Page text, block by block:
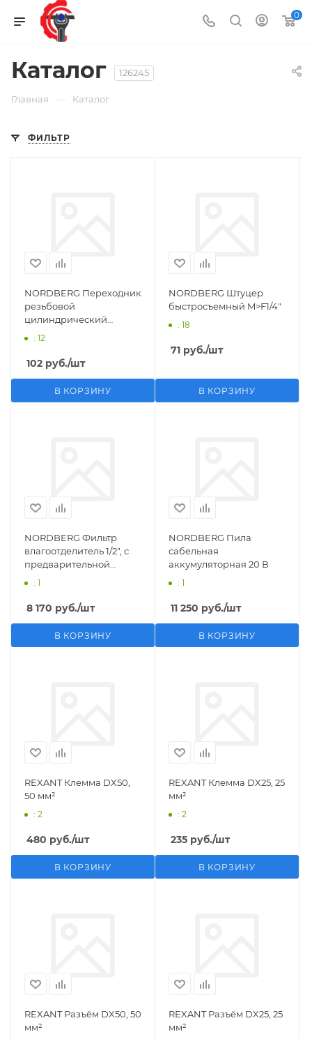
0
Каталог 126245
Главная — Каталог
ФИЛЬТР
NORDBERG Переходник
резьбовой
цилиндрический
M1/2">F1/4"
: 12
102 руб./шт
В КОРЗИНУ
NORDBERG Штуцер
быстросъемный M>F1/4"
: 18
71 руб./шт
В КОРЗИНУ
NORDBERG Фильтр
влагоотделитель 1/2", с
предварительной
фильтрацией
: 1
8 170 руб./шт
В КОРЗИНУ
NORDBERG Пила
сабельная
аккумуляторная 20 В
: 1
11 250 руб./шт
В КОРЗИНУ
REXANT Клемма DX50,
50 мм²
: 2
480 руб./шт
В КОРЗИНУ
REXANT Клемма DX25, 25
мм²
: 2
235 руб./шт
В КОРЗИНУ
REXANT Разъём DX50, 50
мм²
REXANT Разъём DX25, 25
мм²